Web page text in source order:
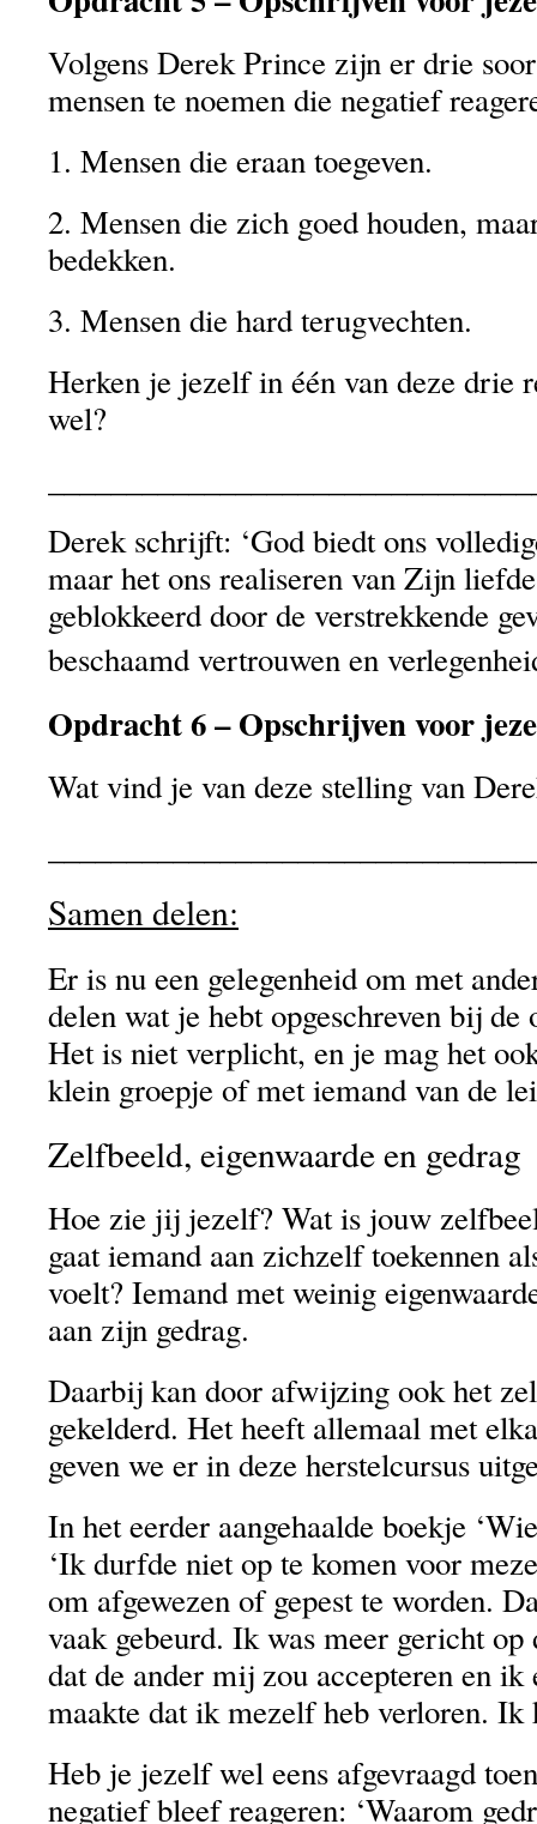
Volgens Derek Prince zijn er drie
mensen te noemen die negatief
1. Mensen die eraan toegeven.
2. Mensen die zich goed houden,
bedekken.
3. Mensen die hard terugvechten.
Herken je jezelf in één van deze drie
wel?
Derek schrijft: ‘God biedt ons
maar het ons realiseren van Zijn
geblokkeerd door de verstrekkende
beschaamd vertrouwen en
Opdracht 6 – Opschrijven voor
Wat vind je van deze stelling van
Samen delen:
Er is nu een gelegenheid om met
delen wat je hebt opgeschreven bij
Het is niet verplicht, en je mag het
klein groepje of met iemand van de
Zelfbeeld, eigenwaarde en gedrag
Hoe zie jij jezelf? Wat is jouw
gaat iemand aan zichzelf toekennen
voelt? Iemand met weinig
aan zijn gedrag.
Daarbij kan door afwijzing ook het
gekelderd. Het heeft allemaal met
geven we er in deze herstelcursus
In het eerder aangehaalde boekje
‘Ik durfde niet op te komen voor
om afgewezen of gepest te worden.
vaak gebeurd. Ik was meer gericht op
dat de ander mij zou accepteren en
maakte dat ik mezelf heb verloren. Ik
Heb je jezelf wel eens afgevraagd
negatief bleef reageren: ‘Waarom